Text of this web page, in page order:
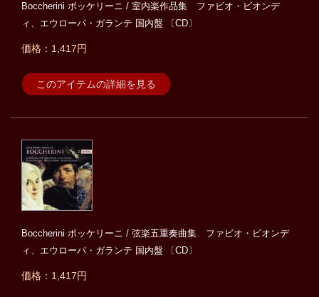
Boccherini ボッケリーニ / 室内楽作品集 ファビオ・ビオンデ
ィ、エウローパ・ガランテ 国内盤 〔CD〕
価格：1,417円
このアイテムの詳細を見る
Boccherini ボッケリーニ / 弦楽五重奏曲集 ファビオ・ビオンデ
ィ、エウローパ・ガランテ 国内盤 〔CD〕
価格：1,417円